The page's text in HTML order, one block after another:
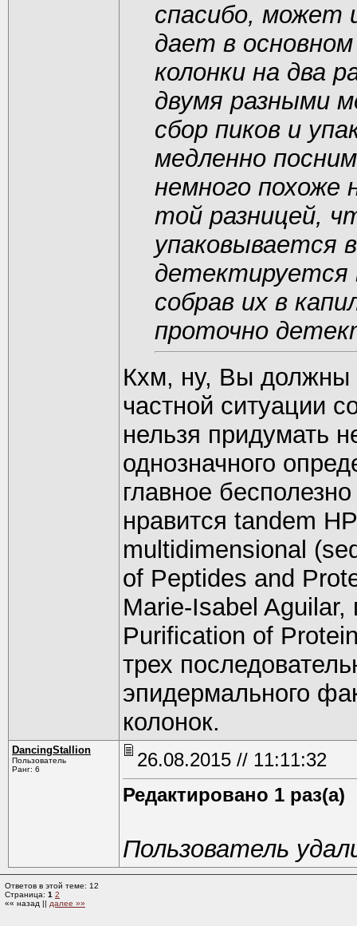
спасибо, может
дает в
колонки на два
двумя разными
сбор пиков и
медленно
немного похоже
той разницей,
упаковывается
детектируется
собрав их в
проточно
Кхм, ну, Вы должны
частной ситуации
нельзя придумать
однозначного
главное
нравится tandem
multidimensional
of Peptides and
Marie-Isabel
Purification of
трех
эпидермального
колонок.
DancingStallion
Пользователь
Ранг: 6
26.08.2015 // 11:11:32
Редактировано 1 раз(а)
Пользователь
Ответов в этой теме: 12
Страница: 1 2
«« назад || далее »»